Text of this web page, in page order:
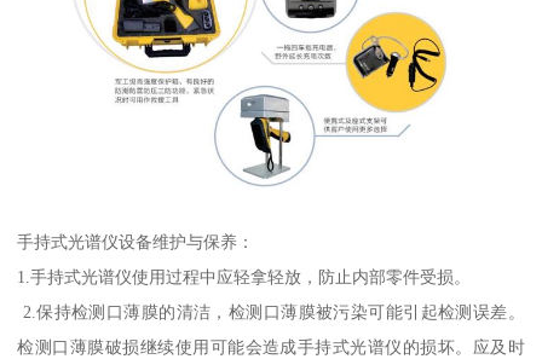
手持式光谱仪设备维护与保养：
1.手持式光谱仪使用过程中应轻拿轻放，防止内部零件受损。
2.保持检测口薄膜的清洁，检测口薄膜被污染可能引起检测误差。
检测口薄膜破损继续使用可能会造成手持式光谱仪的损坏。应及时